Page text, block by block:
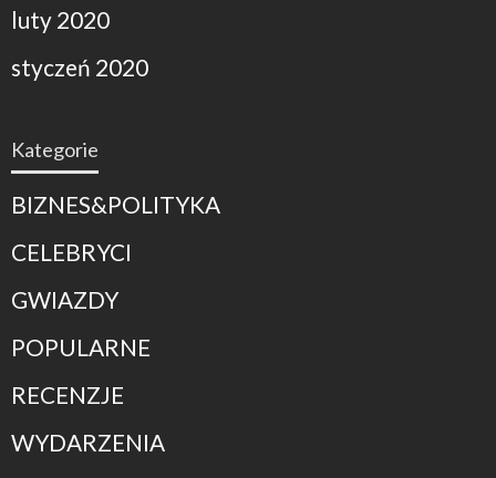
luty 2020
styczeń 2020
Kategorie
BIZNES&POLITYKA
CELEBRYCI
GWIAZDY
POPULARNE
RECENZJE
WYDARZENIA